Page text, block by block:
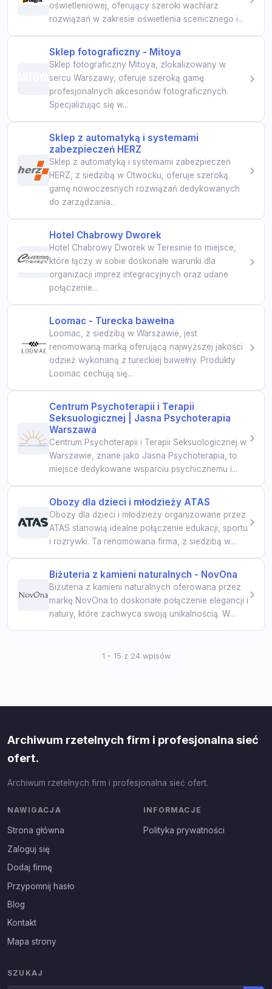
oświetleniowej, oferujący szeroki wachlarz
rozwiązań w zakresie oświetlenia scenicznego i...
Sklep fotograficzny - Mitoya
Sklep fotograficzny Mitoya, zlokalizowany w
sercu Warszawy, oferuje szeroką gamę
profesjonalnych akcesoriów fotograficznych.
Specjalizując się w...
Sklep z automatyką i systemami
zabezpieczeń HERZ
Sklep z automatyką i systemami zabezpieczeń
HERZ, z siedzibą w Otwocku, oferuje szeroką
gamę nowoczesnych rozwiązań dedykowanych
do zarządzania...
Hotel Chabrowy Dworek
Hotel Chabrowy Dworek w Teresinie to miejsce,
które łączy w sobie doskonałe warunki dla
organizacji imprez integracyjnych oraz udane
połączenie...
Loomac - Turecka bawełna
Loomac, z siedzibą w Warszawie, jest
renomowaną marką oferującą najwyższej jakości
odzież wykonaną z tureckiej bawełny. Produkty
Loomac cechują się...
Centrum Psychoterapii i Terapii
Seksuologicznej | Jasna Psychoterapia
Warszawa
Centrum Psychoterapii i Terapii Seksuologicznej w
Warszawie, znane jako Jasna Psychoterapia, to
miejsce dedykowane wsparciu psychicznemu i...
Obozy dla dzieci i młodzieży ATAS
Obozy dla dzieci i młodzieży organizowane przez
ATAS stanowią idealne połączenie edukacji, sportu
i rozrywki. Ta renomowana firma, z siedzibą w...
Biżuteria z kamieni naturalnych - NovOna
Biżuteria z kamieni naturalnych oferowana przez
markę NovOna to doskonałe połączenie elegancji i
natury, które zachwyca swoją unikalnością. W...
1 - 15 z 24 wpisów
Archiwum rzetelnych firm i profesjonalna sieć
ofert.
Archiwum rzetelnych firm i profesjonalna sieć ofert.
NAWIGACJA
Strona główna
Zaloguj się
Dodaj firmę
Przypomnij hasło
Blog
Kontakt
Mapa strony
INFORMACJE
Polityka prywatności
SZUKAJ